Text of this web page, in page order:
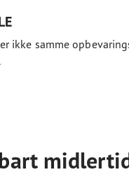
ikke samme